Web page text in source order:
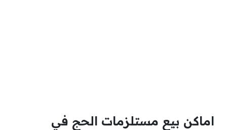
اماكن بيع مستلزمات الحج في